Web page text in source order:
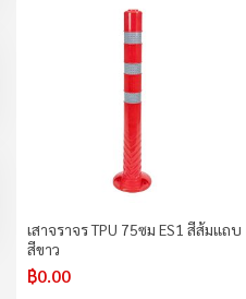
เสาจราจร TPU 75ซม ES1 สีส้มแถบ
สีขาว
฿0.00